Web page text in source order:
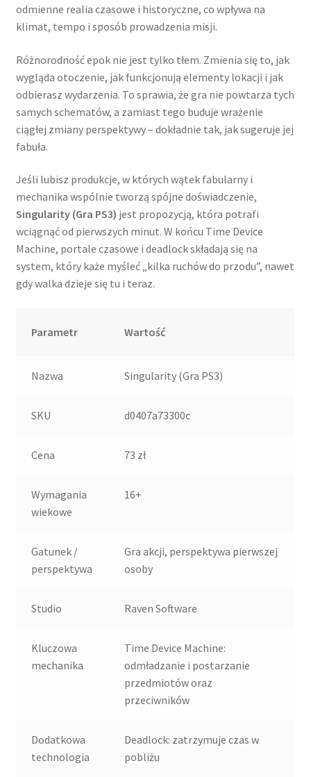
odmienne realia czasowe i historyczne, co wpływa na
klimat, tempo i sposób prowadzenia misji.
Różnorodność epok nie jest tylko tłem. Zmienia się to, jak
wygląda otoczenie, jak funkcjonują elementy lokacji i jak
odbierasz wydarzenia. To sprawia, że gra nie powtarza tych
samych schematów, a zamiast tego buduje wrażenie
ciągłej zmiany perspektywy – dokładnie tak, jak sugeruje jej
fabuła.
Jeśli lubisz produkcje, w których wątek fabularny i
mechanika wspólnie tworzą spójne doświadczenie,
Singularity (Gra PS3) jest propozycją, która potrafi
wciągnąć od pierwszych minut. W końcu Time Device
Machine, portale czasowe i deadlock składają się na
system, który każe myśleć „kilka ruchów do przodu”, nawet
gdy walka dzieje się tu i teraz.
Parametr Wartość
Nazwa Singularity (Gra PS3)
SKU d0407a73300c
Cena 73 zł
Wymagania
wiekowe
16+
Gatunek /
perspektywa
Gra akcji, perspektywa pierwszej
osoby
Studio Raven Software
Kluczowa
mechanika
Time Device Machine:
odmładzanie i postarzanie
przedmiotów oraz
przeciwników
Dodatkowa
technologia
Deadlock: zatrzymuje czas w
pobliżu